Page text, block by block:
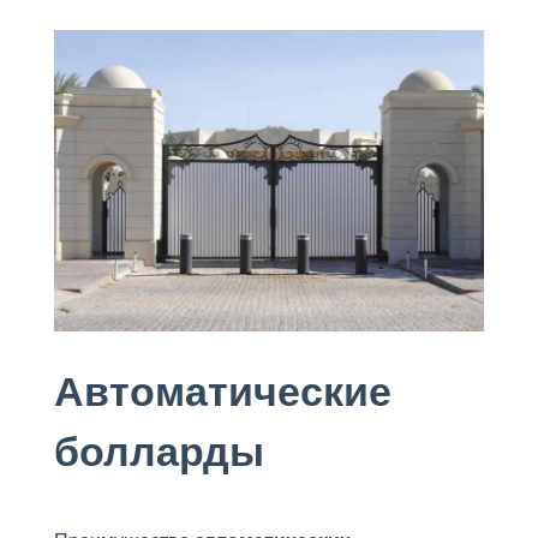
Автоматические
болларды